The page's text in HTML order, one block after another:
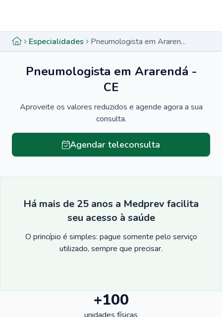
Especialidades Pneumologista em Ararendá - CE
Pneumologista em Ararendá -
CE
Aproveite os valores reduzidos e agende agora a sua
consulta.
Agendar teleconsulta
Há mais de 25 anos a Medprev facilita
seu acesso à saúde
O princípio é simples: pague somente pelo serviço
utilizado, sempre que precisar.
+100